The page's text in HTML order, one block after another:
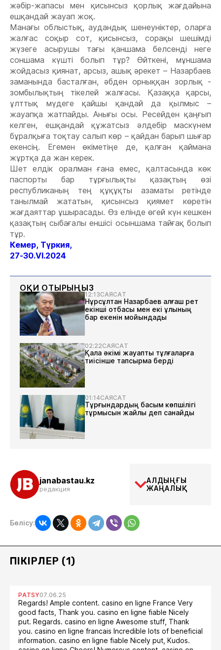
жəбір-жапасы мен қисынсыз қорлық жағдайына
ешқандай жауап жоқ.
Манағы облыстық, аудандық шенеуніктер, оларға
жалғас соқыр сот, қисынсыз, сорақы шешімді
жүзеге асырушы тағы қаншама белсенді неге
соншама күшті болып тұр? Өйткені, мұншама
жойдасыз қиянат, арсыз, ашық əрекет – Назарбаев
заманында басталған, əбден орныққан зорлық -
зомбылықтың тікелей жалғасы. Қазаққа қарсы,
ұлттық мүдеге қайшы қандай да қылмыс –
жауапқа жатпайды. Анығы осы. Ресейден қаңғып
келген, ешқандай құжатсыз əлдебір маскүнем
бұралқыға тоқтау салып көр – қайдан барып шығар
екенсің. Егемен өкіметіңе де, қалған қаймана
жұртқа да жан керек.
Шет елдік оралман ғана емес, қалтасында көк
паспорты бар тұрғылықты қазақтың өзі
республиканың тең құқұқты азаматы ретінде
танылмай жататын, қисынсыз қиямет көретін
жағдаяттар ұшырасады. Өз елінде өгей күн кешкен
қазақтың сыбағалы еншісі осыншама тайғақ болып
тұр.
Кемер, Түркия,
27-30.VІ.2024
ОҚИ ОТЫРЫҢЫЗ
12:13САЯСАТ
Нұрсұлтан Назарбаев алғаш рет
екінші отбасы мен екі ұлының
бар екенін мойындады
02:22САЯСАТ
Қала әкімі жауапты тұлғаларға
тиісінше тапсырма берді
01:14САЯСАТ
Тұрғындардың басым көпшілігі
тұрмысын жайлы деп санайды
janabastau.kz
редакция
АЛДЫҢҒЫ
ЖАҢАЛЫҚ
Бөлісу:
ПІКІРЛЕР (1)
PATSY07.06.25
Regards! Ample content. casino en ligne France Very
good facts, Thank you. casino en ligne fiable Nicely
put. Regards. casino en ligne Awesome stuff, Thank
you. casino en ligne francais Incredible lots of beneficial
information. casino en ligne fiable Nicely put, Kudos.